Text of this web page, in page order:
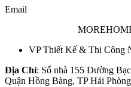
Email
VP Thiết Kế & Thi Công
Địa Chỉ: Số nhà 155 Đường
Quận Hồng Bàng, TP Hải Phòng